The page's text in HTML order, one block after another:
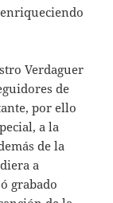
Verdaguer
de
por ello
a la
de la
a
grabado